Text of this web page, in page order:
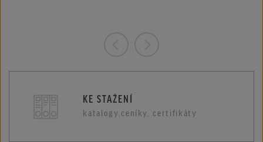
KE STAŽENÍ
katalogy,ceníky, certifikáty